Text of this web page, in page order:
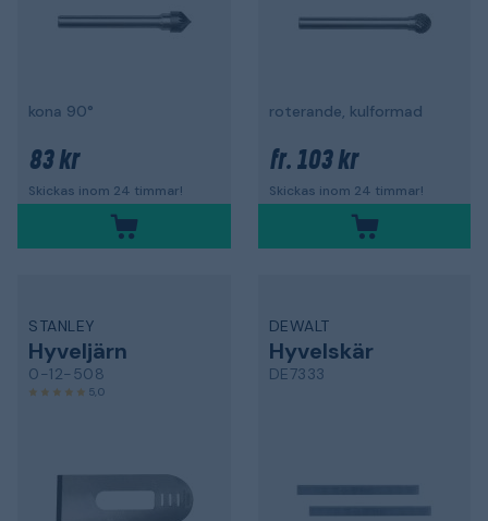
kona 90°
83 kr
Skickas inom 24 timmar!
roterande, kulformad
fr. 103 kr
Skickas inom 24 timmar!
STANLEY
Hyveljärn
0-12-508
5,0
DEWALT
Hyvelskär
DE7333